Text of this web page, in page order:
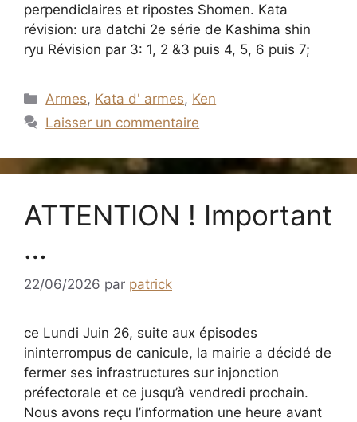
perpendiclaires et ripostes Shomen. Kata
révision: ura datchi 2e série de Kashima shin
ryu Révision par 3: 1, 2 &3 puis 4, 5, 6 puis 7;
Catégories
Armes, Kata d' armes, Ken
Laisser un commentaire
ATTENTION ! Important
…
22/06/2026 par patrick
ce Lundi Juin 26, suite aux épisodes
ininterrompus de canicule, la mairie a décidé de
fermer ses infrastructures sur injonction
préfectorale et ce jusqu’à vendredi prochain.
Nous avons reçu l’information une heure avant